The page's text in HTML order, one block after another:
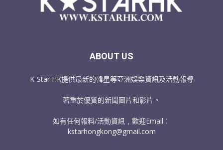
ABOUT US
K-Star HK提供最新的韓星等亞洲娛樂資訊及活動報導
著重於優質的新聞圖片和影片。
如有任何報料/活動資訊﹐歡迎Email：
kstarhongkong@gmail.com